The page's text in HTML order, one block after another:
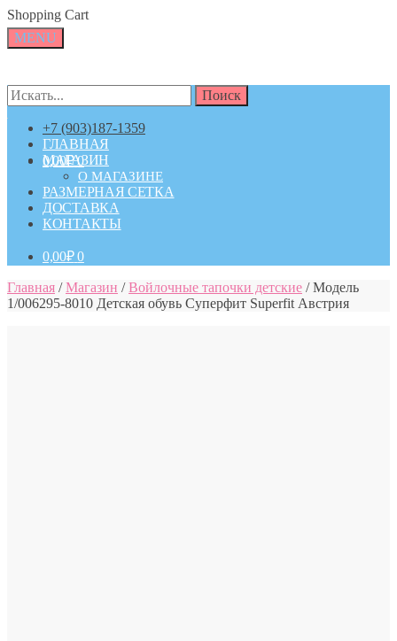
Skip
to
navigation
Skip
to
content
Shopping Cart
MENU
Искать: Поиск
+7 (903)187-1359
0,00₽ 0
Искать: Поиск
ГЛАВНАЯ
МАГАЗИН
О МАГАЗИНЕ
РАЗМЕРНАЯ СЕТКА
ДОСТАВКА
КОНТАКТЫ
0,00₽ 0
Главная /Магазин /Войлочные тапочки детские /Модель
1/006295-8010 Детская обувь Суперфит Superfit Австрия